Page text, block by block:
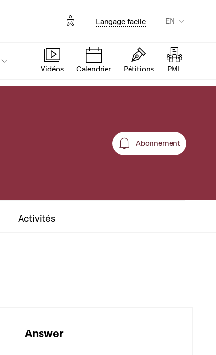
Options d'accessibilité
Langage facile EN
Vidéos Calendrier Pétitions PML
Abonnement
Abonnement
Activités
Answer